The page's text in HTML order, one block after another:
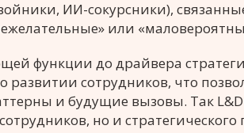
ИИ-сокурсники),
или
функции до драйвера
сотрудников, что
и будущие вызовы. Так
но и стратегического